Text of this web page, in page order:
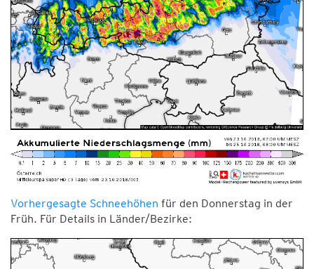
Vorhergesagte Schneehöhen für den Donnerstag in der
Früh. Für Details in Länder/Bezirke: